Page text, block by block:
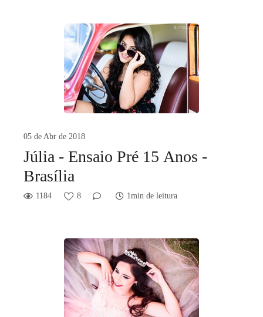
05 de Abr de 2018
Júlia - Ensaio Pré 15 Anos -
Brasília
1184 8 1min de leitura